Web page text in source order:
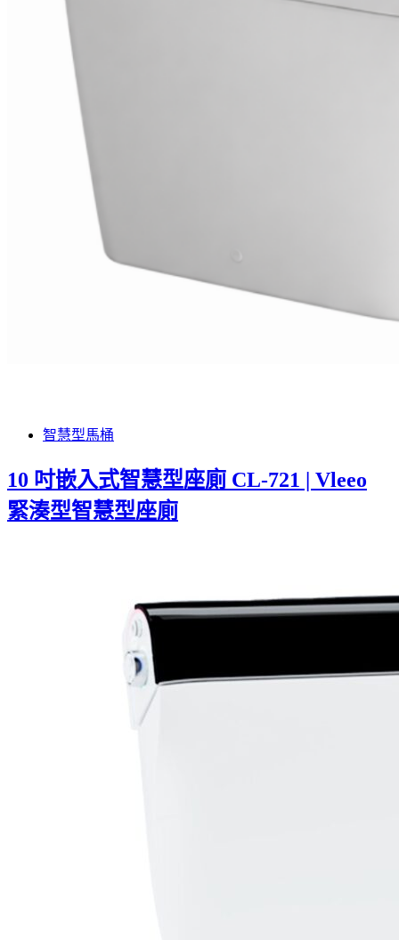
智慧型馬桶
10 吋嵌入式智慧型座廁 CL-721 | Vleeo
緊湊型智慧型座廁